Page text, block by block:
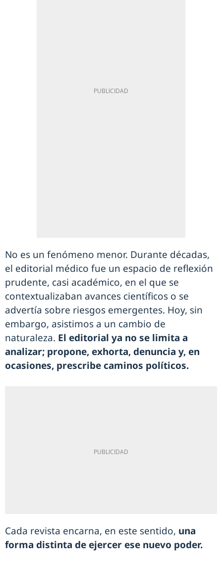
No es un fenómeno menor. Durante décadas,
el editorial médico fue un espacio de reflexión
prudente, casi académico, en el que se
contextualizaban avances científicos o se
advertía sobre riesgos emergentes. Hoy, sin
embargo, asistimos a un cambio de
naturaleza. El editorial ya no se limita a
analizar; propone, exhorta, denuncia y, en
ocasiones, prescribe caminos políticos.
Cada revista encarna, en este sentido, una
forma distinta de ejercer ese nuevo poder.